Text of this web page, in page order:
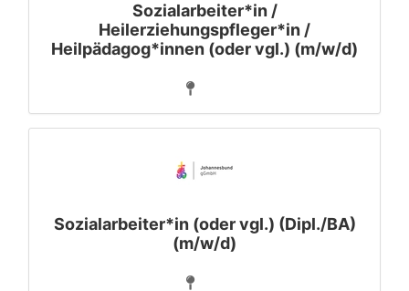
Sozialarbeiter*in /
Heilerziehungspfleger*in /
Heilpädagog*innen (oder vgl.) (m/w/d)
Sozialarbeiter*in (oder vgl.) (Dipl./BA)
(m/w/d)